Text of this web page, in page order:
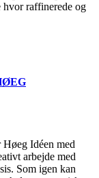
hvor raffinerede og
Idéen med
arbejde med
Som igen kan